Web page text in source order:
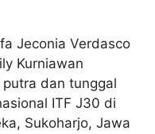
Jeconia Verdasco
Kurniawan
dan tunggal
ITF J30 di
Sukoharjo, Jawa